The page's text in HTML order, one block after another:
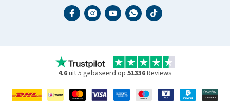
4.6uit 5 gebaseerd op 51336Reviews